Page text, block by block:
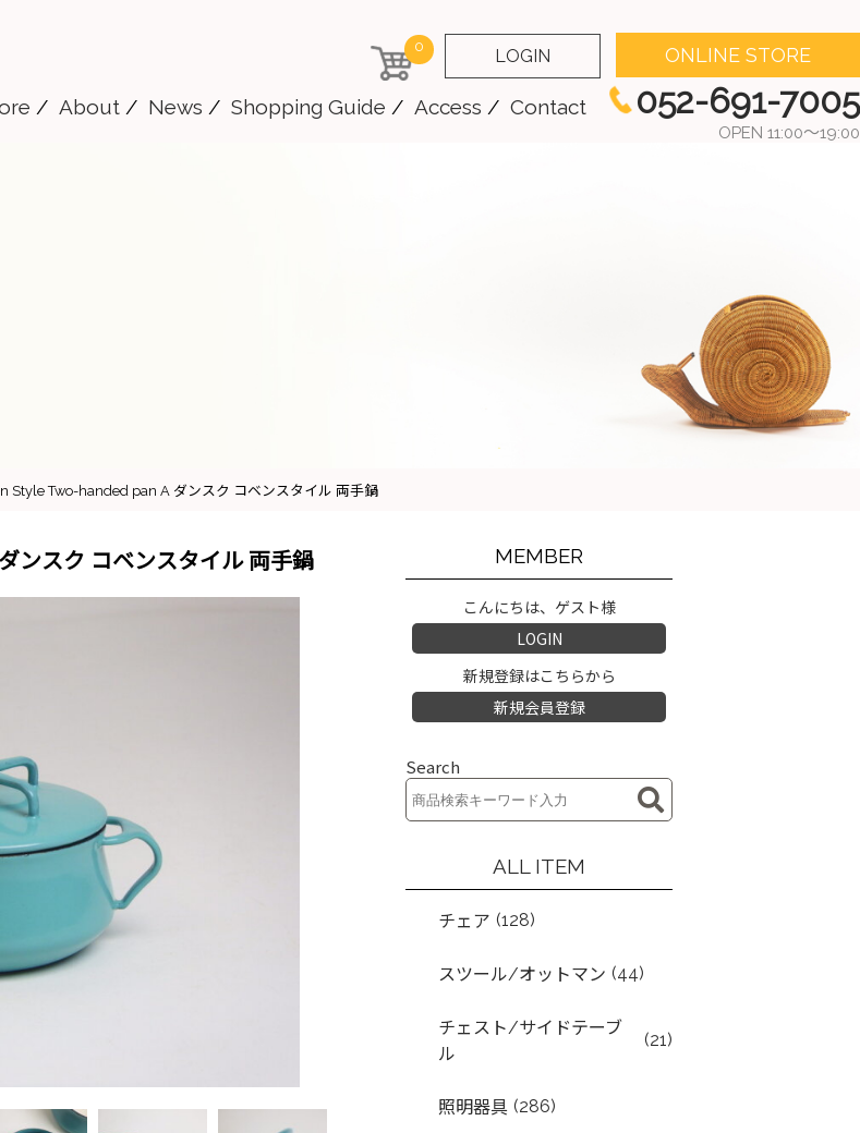
0 LOGIN ONLINE STORE
About News Shopping Guide Access Contact 052-691-7005
OPEN 11:00～19:00
Style Two-handed pan A ダンスク コベンスタイル 両手鍋
ンスク コベンスタイル 両手鍋 MEMBER
こんにちは、ゲスト様
LOGIN
新規登録はこちらから
新規会員登録
Search
ALL ITEM
チェア (128)
スツール/オットマン (44)
チェスト/サイドテーブ
ル
(21)
照明器具 (286)